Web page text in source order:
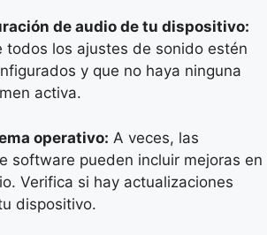
de audio de tu dispositivo:
todos los ajustes de sonido estén
y que no haya ninguna
activa.
operativo: A veces, las
software pueden incluir mejoras en
Verifica si hay actualizaciones
dispositivo.